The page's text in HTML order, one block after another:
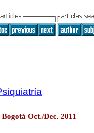
Oct./Dec. 2011